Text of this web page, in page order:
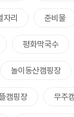
자리 준비물
평화막국수
놀이동산캠핑장
캠핑장 무주